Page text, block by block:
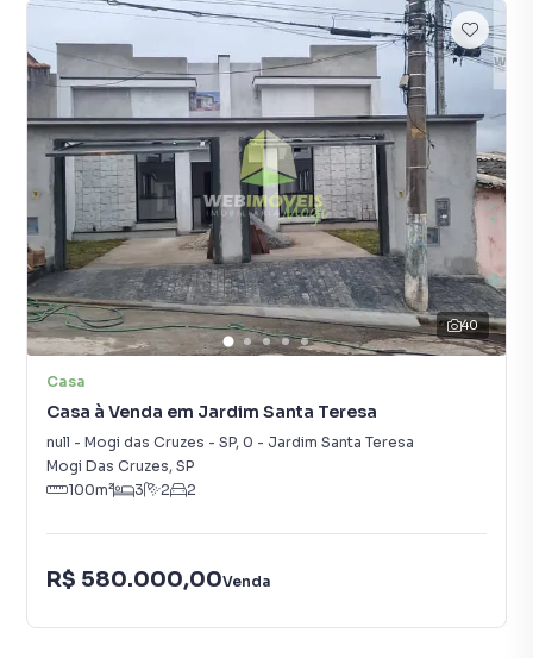
40
Casa
Casa à Venda em Jardim Santa Teresa
null - Mogi das Cruzes - SP, 0 - Jardim Santa Teresa
Mogi Das Cruzes, SP
100m² 3 2 2
R$ 580.000,00Venda